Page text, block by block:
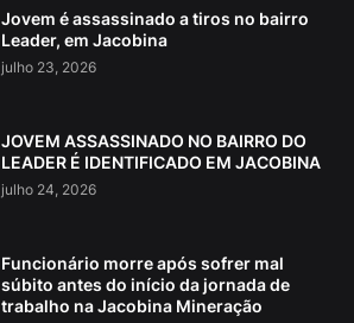
Jovem é assassinado a tiros no bairro
Leader, em Jacobina
julho 23, 2026
JOVEM ASSASSINADO NO BAIRRO DO
LEADER É IDENTIFICADO EM JACOBINA
julho 24, 2026
Funcionário morre após sofrer mal
súbito antes do início da jornada de
trabalho na Jacobina Mineração